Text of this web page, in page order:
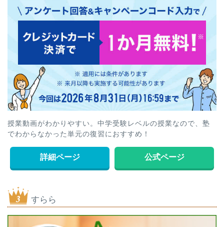
授業動画がわかりやすい。中学受験レベルの授業なので、塾
でわからなかった単元の復習におすすめ！
詳細ページ 公式ページ
すらら